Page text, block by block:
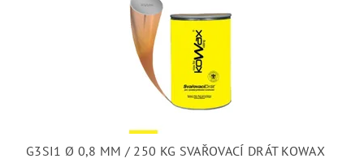
G3SI1 Ø 0,8 MM / 250 KG SVAŘOVACÍ DRÁT KOWAX